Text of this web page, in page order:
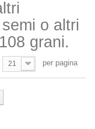
o altri
grani.
21 per pagina